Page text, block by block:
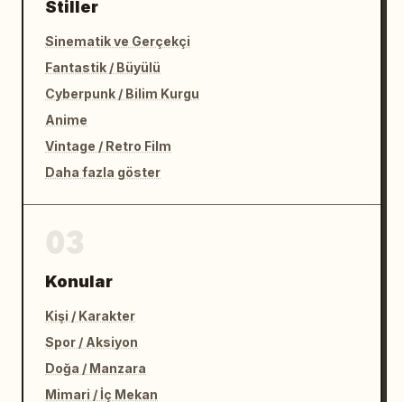
Stiller
Sinematik ve Gerçekçi
Fantastik / Büyülü
Cyberpunk / Bilim Kurgu
Anime
Vintage / Retro Film
Daha fazla göster
Konular
Kişi / Karakter
Spor / Aksiyon
Doğa / Manzara
Mimari / İç Mekan